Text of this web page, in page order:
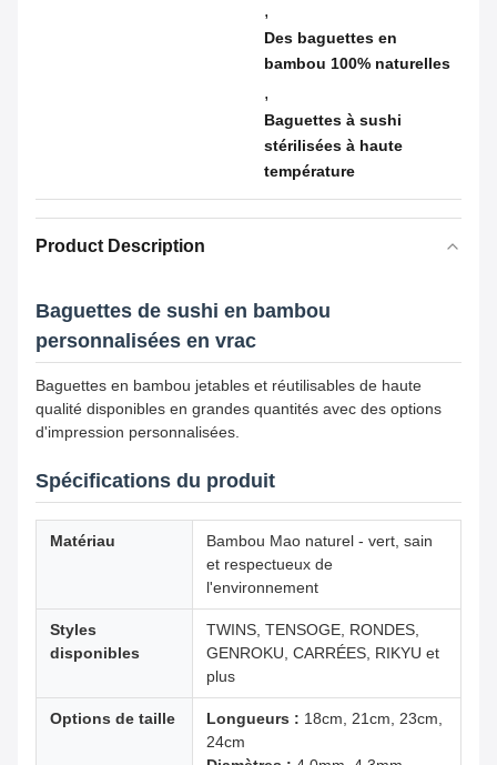
,
Des baguettes en
bambou 100% naturelles
,
Baguettes à sushi
stérilisées à haute
température
Product Description
Baguettes de sushi en bambou
personnalisées en vrac
Baguettes en bambou jetables et réutilisables de haute
qualité disponibles en grandes quantités avec des options
d'impression personnalisées.
Spécifications du produit
Matériau
Bambou Mao naturel - vert, sain
et respectueux de
l'environnement
Styles
disponibles
TWINS, TENSOGE, RONDES,
GENROKU, CARRÉES, RIKYU et
plus
Options de taille Longueurs : 18cm, 21cm, 23cm,
24cm